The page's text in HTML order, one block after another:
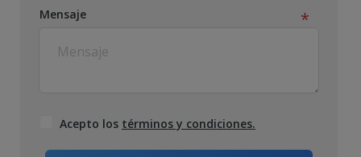
Mensaje
Acepto los términos y condiciones.